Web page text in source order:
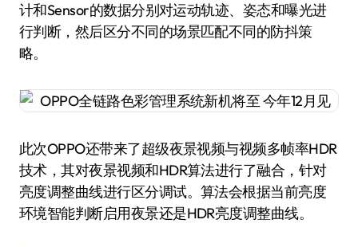
计和Sensor的数据分别对运动轨迹、姿态和曝光进
行判断，然后区分不同的场景匹配不同的防抖策
略。
此次OPPO还带来了超级夜景视频与视频多帧率HDR
技术，其对夜景视频和HDR算法进行了融合，针对
亮度调整曲线进行区分调试。算法会根据当前亮度
环境智能判断启用夜景还是HDR亮度调整曲线。